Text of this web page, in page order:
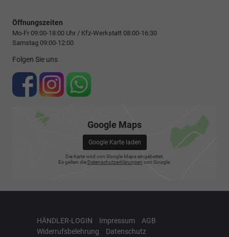
Öffnungszeiten
Mo-Fr 09:00-18:00 Uhr / Kfz-Werkstatt 08:00-16:30
Samstag 09:00-12:00
Folgen Sie uns
Google Maps
Google Karte laden
Die Karte wird von Google Maps eingebettet.
Es gelten die Datenschutzerklärungen von Google.
HÄNDLER-LOGIN Impressum
AGB
Widerrufsbelehrung
Datenschutz